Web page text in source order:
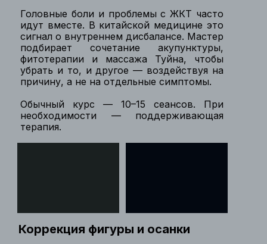
Головные боли и проблемы с ЖКТ часто
идут вместе. В китайской медицине это
сигнал о внутреннем дисбалансе. Мастер
подбирает сочетание акупунктуры,
фитотерапии и массажа Туйна, чтобы
убрать и то, и другое — воздействуя на
причину, а не на отдельные симптомы.
Обычный курс — 10–15 сеансов. При
необходимости — поддерживающая
терапия.
Коррекция фигуры и осанки